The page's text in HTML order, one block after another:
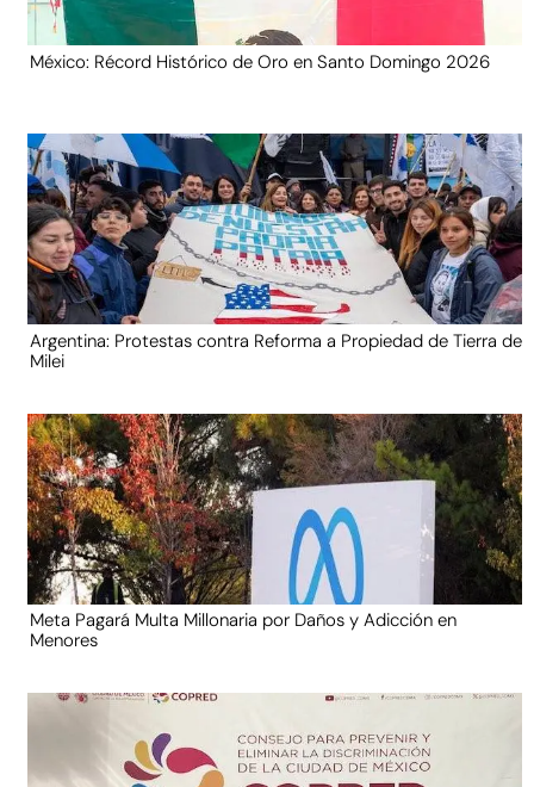
México: Récord Histórico de Oro en Santo Domingo 2026
Argentina: Protestas contra Reforma a Propiedad de Tierra de
Milei
Meta Pagará Multa Millonaria por Daños y Adicción en
Menores